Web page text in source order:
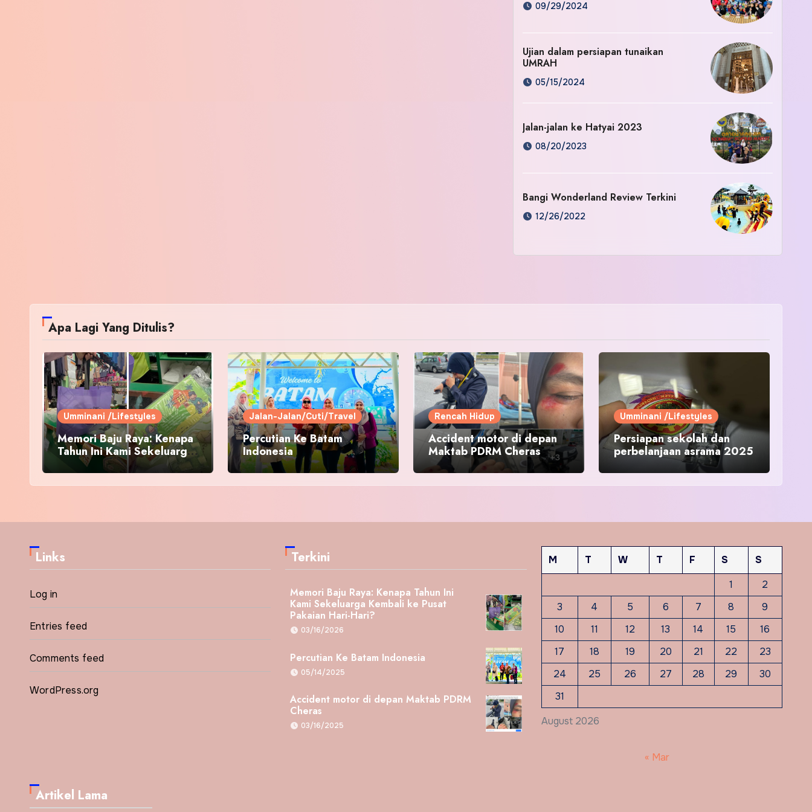
09/29/2024
Ujian dalam persiapan tunaikan
UMRAH
05/15/2024
Jalan-jalan ke Hatyai 2023
08/20/2023
Bangi Wonderland Review Terkini
12/26/2022
Apa Lagi Yang Ditulis?
Umminani /Lifestyles
Memori Baju Raya: Kenapa
Tahun Ini Kami Sekeluarga
Kembali ke Pusat Pakaian
Hari-Hari?
Jalan-Jalan/Cuti/Travel
Percutian Ke Batam
Indonesia
Rencah Hidup
Accident motor di depan
Maktab PDRM Cheras
Umminani /Lifestyles
Persiapan sekolah dan
perbelanjaan asrama 2025
Links
Log in
Entries feed
Comments feed
WordPress.org
Terkini
Memori Baju Raya: Kenapa Tahun Ini
Kami Sekeluarga Kembali ke Pusat
Pakaian Hari-Hari?
03/16/2026
Percutian Ke Batam Indonesia
05/14/2025
Accident motor di depan Maktab PDRM
Cheras
03/16/2025 August 2026
M T W T F S
S
1
2
3
4 5 6 7 8
9
10
11 12 13 14 15
16
17
18 19 20 21 22
23
24
25 26 27 28 29
30
31
« Mar
Artikel Lama